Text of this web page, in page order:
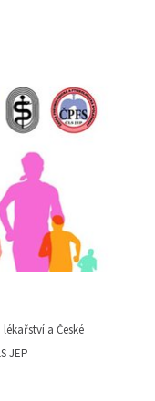
a České
JEP